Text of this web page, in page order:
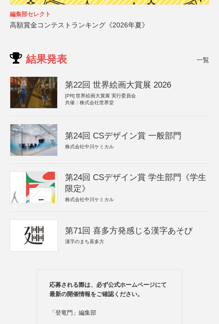
編集部セレクト
高額賞金コンテストランキング《2026年夏》
結果発表 一覧
第22回 世界絵画大賞展 2026
[PR] 世界絵画大賞展 実行委員会
共催：株式会社世界堂
第24回 CSデザイン賞 一般部門
株式会社中川ケミカル
第24回 CSデザイン賞 学生部門《学生
限定》
株式会社中川ケミカル
第71回 喜多方発感じる漢字あそび
漢字のまち喜多方
応募される際は、必ず公式ホームページにて
最新の開催情報をご確認ください。
「登竜門」編集部